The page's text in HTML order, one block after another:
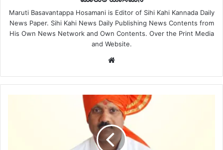
Maruti Basavantappa Hosamani is Editor of Sihi Kahi Kannada Daily
News Paper. Sihi Kahi News Daily Publishing News Contents from
His Own News Network and Own Contents. Over the Print Media
and Website.
Website